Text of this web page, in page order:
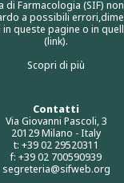
Contatti
Via Giovanni Pascoli, 3
20129 Milano - Italy
t: +39 02 29520311
f: +39 02 700590939
segreteria@sifweb.org
di Farmacologia (SIF)
a possibili
queste pagine o in
(link).
Scopri di più